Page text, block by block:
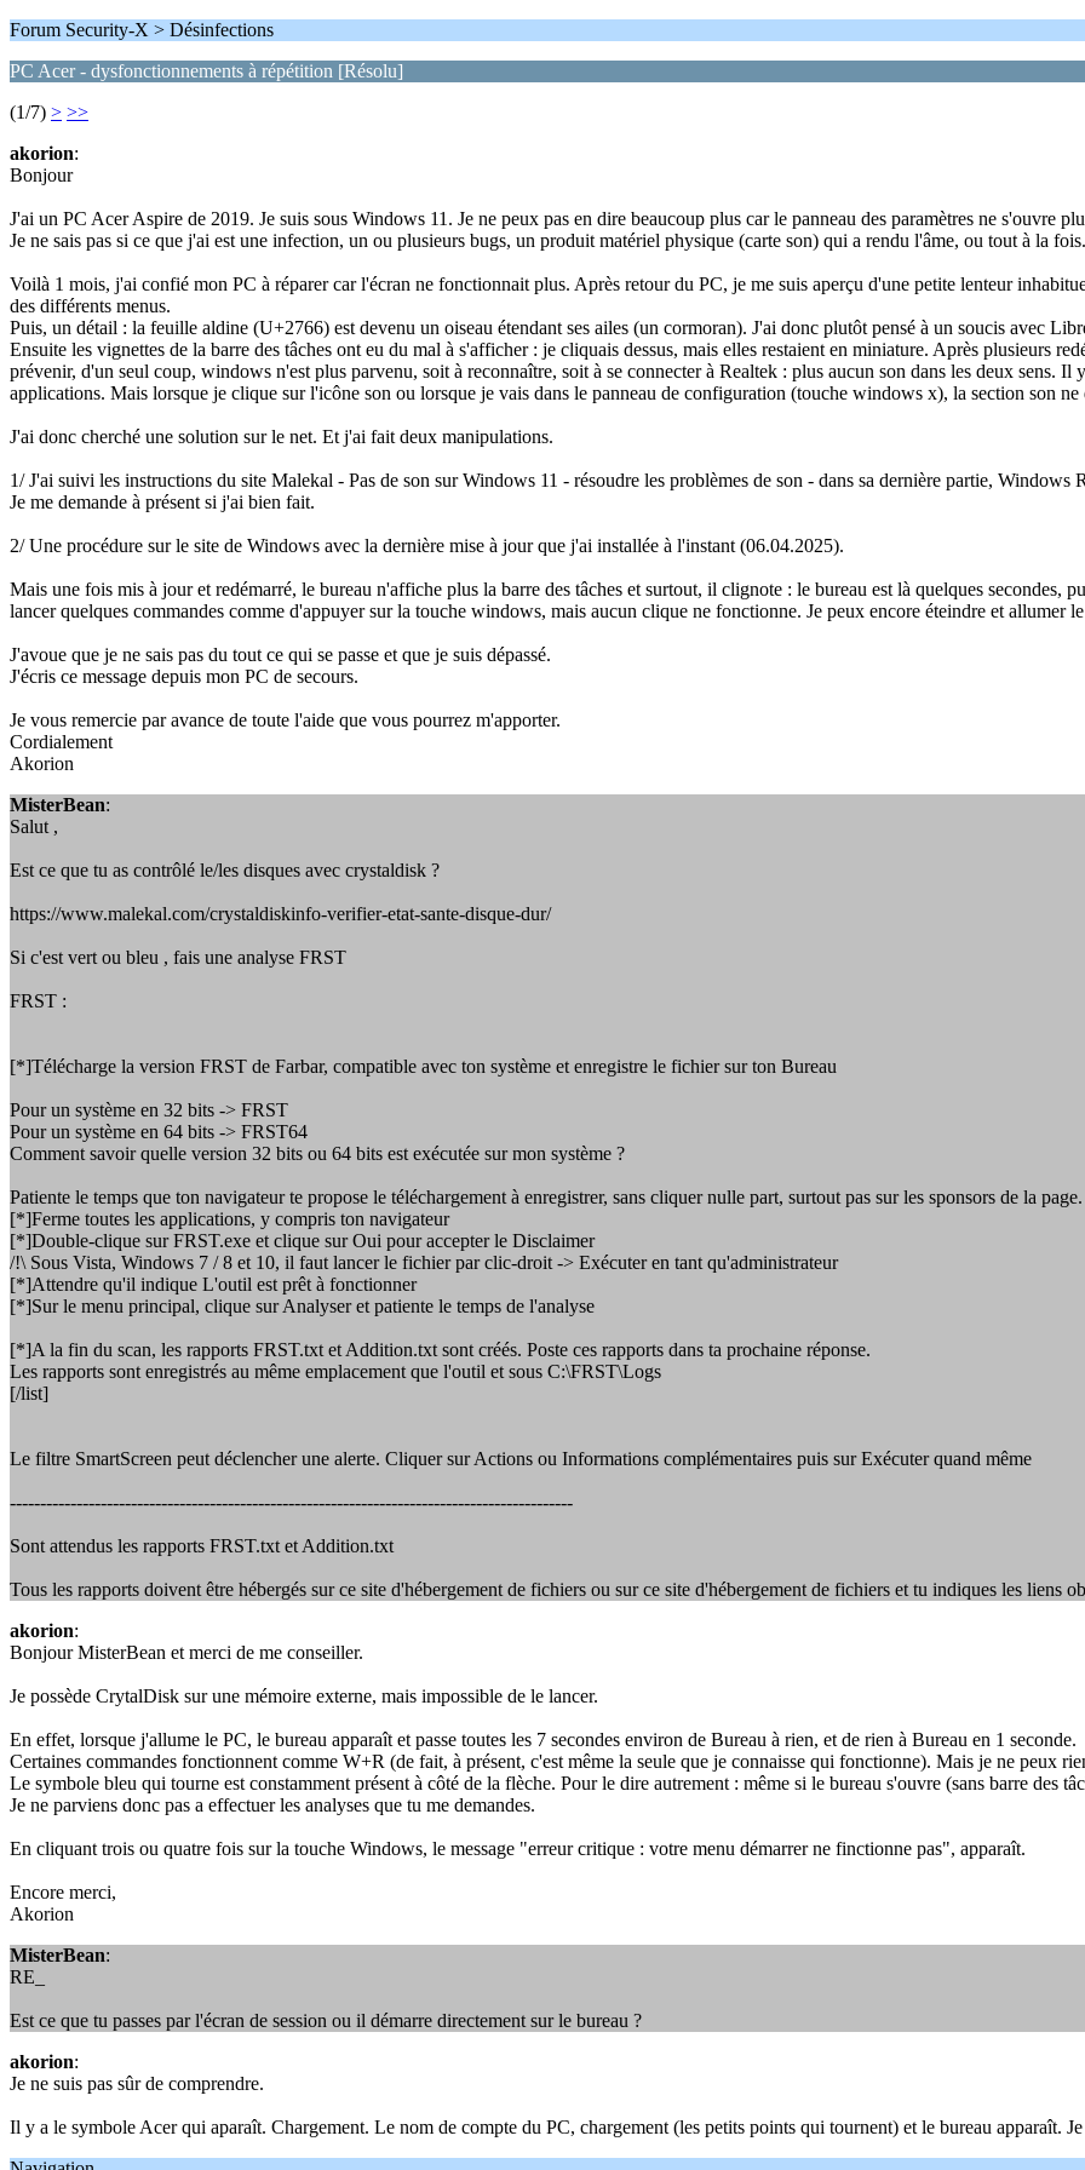
Forum Security-X > Désinfections
PC Acer - dysfonctionnements à répétition [Résolu]
(1/7) > >>
akorion:
Bonjour
J'ai un PC Acer Aspire de 2019. Je suis sous Windows 11. Je ne peux pas en dire beaucoup plus car le panneau des paramètres ne s'ouvre
Je ne sais pas si ce que j'ai est une infection, un ou plusieurs bugs, un produit matériel physique (carte son) qui a rendu l'âme, ou tout à la
Voilà 1 mois, j'ai confié mon PC à réparer car l'écran ne fonctionnait plus. Après retour du PC, je me suis aperçu d'une petite lenteur
des différents menus.
Puis, un détail : la feuille aldine (U+2766) est devenu un oiseau étendant ses ailes (un cormoran). J'ai donc plutôt pensé à un soucis avec
Ensuite les vignettes de la barre des tâches ont eu du mal à s'afficher : je cliquais dessus, mais elles restaient en miniature. Après plusieurs
prévenir, d'un seul coup, windows n'est plus parvenu, soit à reconnaître, soit à se connecter à Realtek : plus aucun son dans les deux sens.
applications. Mais lorsque je clique sur l'icône son ou lorsque je vais dans le panneau de configuration (touche windows x), la section son ne
J'ai donc cherché une solution sur le net. Et j'ai fait deux manipulations.
1/ J'ai suivi les instructions du site Malekal - Pas de son sur Windows 11 - résoudre les problèmes de son - dans sa dernière partie,
Je me demande à présent si j'ai bien fait.
2/ Une procédure sur le site de Windows avec la dernière mise à jour que j'ai installée à l'instant (06.04.2025).
Mais une fois mis à jour et redémarré, le bureau n'affiche plus la barre des tâches et surtout, il clignote : le bureau est là quelques secondes,
lancer quelques commandes comme d'appuyer sur la touche windows, mais aucun clique ne fonctionne. Je peux encore éteindre et allumer
J'avoue que je ne sais pas du tout ce qui se passe et que je suis dépassé.
J'écris ce message depuis mon PC de secours.
Je vous remercie par avance de toute l'aide que vous pourrez m'apporter.
Cordialement
Akorion
MisterBean:
Salut ,
Est ce que tu as contrôlé le/les disques avec crystaldisk ?
https://www.malekal.com/crystaldiskinfo-verifier-etat-sante-disque-dur/
Si c'est vert ou bleu , fais une analyse FRST
FRST :
[*]Télécharge la version FRST de Farbar, compatible avec ton système et enregistre le fichier sur ton Bureau
Pour un système en 32 bits -> FRST
Pour un système en 64 bits -> FRST64
Comment savoir quelle version 32 bits ou 64 bits est exécutée sur mon système ?
Patiente le temps que ton navigateur te propose le téléchargement à enregistrer, sans cliquer nulle part, surtout pas sur les sponsors de la page.
[*]Ferme toutes les applications, y compris ton navigateur
[*]Double-clique sur FRST.exe et clique sur Oui pour accepter le Disclaimer
/!\ Sous Vista, Windows 7 / 8 et 10, il faut lancer le fichier par clic-droit -> Exécuter en tant qu'administrateur
[*]Attendre qu'il indique L'outil est prêt à fonctionner
[*]Sur le menu principal, clique sur Analyser et patiente le temps de l'analyse
[*]A la fin du scan, les rapports FRST.txt et Addition.txt sont créés. Poste ces rapports dans ta prochaine réponse.
Les rapports sont enregistrés au même emplacement que l'outil et sous C:\FRST\Logs
[/list]
Le filtre SmartScreen peut déclencher une alerte. Cliquer sur Actions ou Informations complémentaires puis sur Exécuter quand même
---------------------------------------------------------------------------------------------
Sont attendus les rapports FRST.txt et Addition.txt
Tous les rapports doivent être hébergés sur ce site d'hébergement de fichiers ou sur ce site d'hébergement de fichiers et tu indiques les liens
akorion:
Bonjour MisterBean et merci de me conseiller.
Je possède CrytalDisk sur une mémoire externe, mais impossible de le lancer.
En effet, lorsque j'allume le PC, le bureau apparaît et passe toutes les 7 secondes environ de Bureau à rien, et de rien à Bureau en 1 seconde.
Certaines commandes fonctionnent comme W+R (de fait, à présent, c'est même la seule que je connaisse qui fonctionne). Mais je ne peux
Le symbole bleu qui tourne est constamment présent à côté de la flèche. Pour le dire autrement : même si le bureau s'ouvre (sans barre des
Je ne parviens donc pas a effectuer les analyses que tu me demandes.
En cliquant trois ou quatre fois sur la touche Windows, le message "erreur critique : votre menu démarrer ne finctionne pas", apparaît.
Encore merci,
Akorion
MisterBean:
RE_
Est ce que tu passes par l'écran de session ou il démarre directement sur le bureau ?
akorion:
Je ne suis pas sûr de comprendre.
Il y a le symbole Acer qui aparaît. Chargement. Le nom de compte du PC, chargement (les petits points qui tournent) et le bureau apparaît.